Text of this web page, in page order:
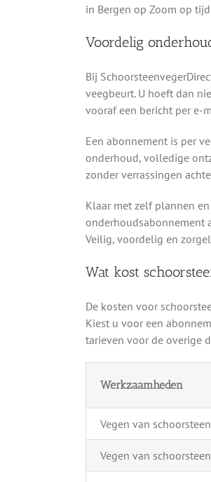
in Bergen op Zoom op
Voordelig
Bij
veegbeurt. U hoeft dan
vooraf een bericht per e-
Een abonnement is per
onderhoud, volledige
zonder verrassingen
Klaar met zelf plannen
onderhoudsabonnement
Veilig, voordelig en
Wat kost
De kosten voor
Kiest u voor een
tarieven voor de overige
Werkzaamheden
Vegen van
Vegen van